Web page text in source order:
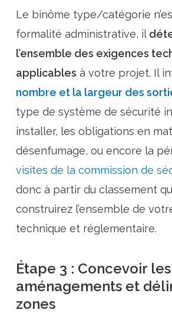
Le binôme type/catégorie
formalité administrative, il
l’ensemble des exigences
applicables à votre projet. Il
nombre et la largeur des
type de système de sécurité
installer, les obligations en
désenfumage, ou encore la
visites de la commission de
donc à partir du classement
construirez l’ensemble de
technique et réglementaire.
Étape 3 : Concevoir les
aménagements et
zones